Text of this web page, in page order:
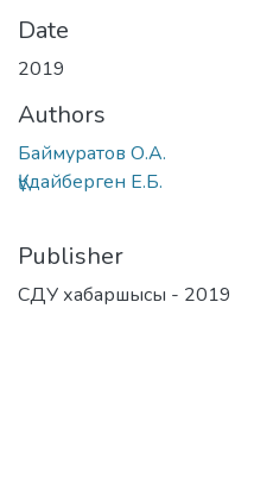
Date
2019
Authors
Баймуратов О.А.
Құдайберген Е.Б.
Publisher
СДУ хабаршысы - 2019